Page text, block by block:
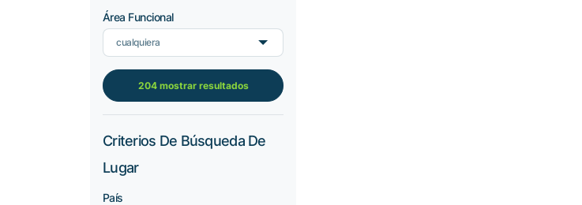
Área Funcional
cualquiera
204 mostrar resultados
Criterios De Búsqueda De
Lugar
País